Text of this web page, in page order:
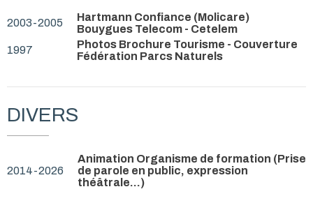
2003-2005
Hartmann Confiance (Molicare)
Bouygues Telecom - Cetelem
1997
Photos Brochure Tourisme - Couverture
Fédération Parcs Naturels
DIVERS
2014-2026
Animation Organisme de formation (Prise
de parole en public, expression
théâtrale...)